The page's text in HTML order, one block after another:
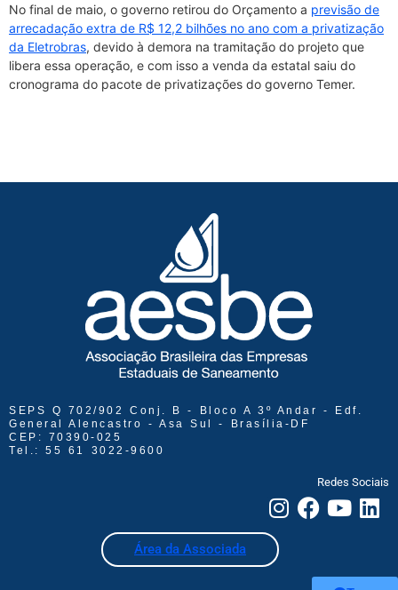
No final de maio, o governo retirou do Orçamento a previsão de
arrecadação extra de R$ 12,2 bilhões no ano com a privatização
da Eletrobras, devido à demora na tramitação do projeto que
libera essa operação, e com isso a venda da estatal saiu do
cronograma do pacote de privatizações do governo Temer.
SEPS Q 702/902 Conj. B - Bloco A 3º Andar - Edf.
General Alencastro - Asa Sul - Brasília-DF
CEP: 70390-025
Tel.: 55 61 3022-9600
Redes Sociais
Área da Associada